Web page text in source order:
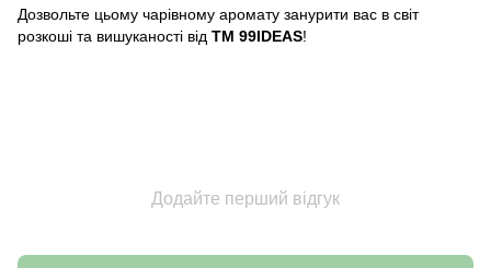
Дозвольте цьому чарівному аромату занурити вас в світ
розкоші та вишуканості від ТМ 99IDEAS!
Додайте перший відгук